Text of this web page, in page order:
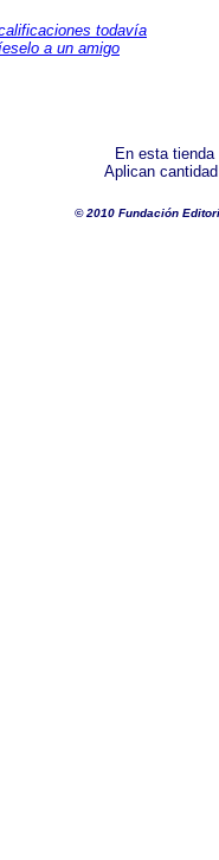
todavía
a un amigo
En esta
Aplican
© 2010 Fundación